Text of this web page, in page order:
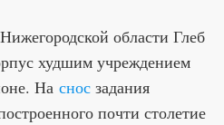
области Глеб
худшим учреждением
На снос задания
почти столетие